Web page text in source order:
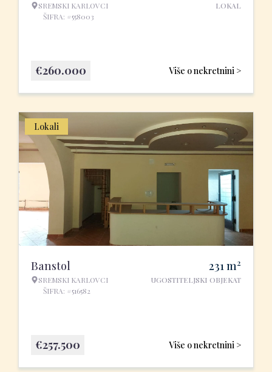
SREMSKI KARLOVCI
ŠIFRA: #558003
LOKAL
Više o nekretnini >
€260.000
Lokali
Banstol
SREMSKI KARLOVCI
ŠIFRA: #516582
231m2
UGOSTITELJSKI OBJEKAT
Više o nekretnini >
€257.500